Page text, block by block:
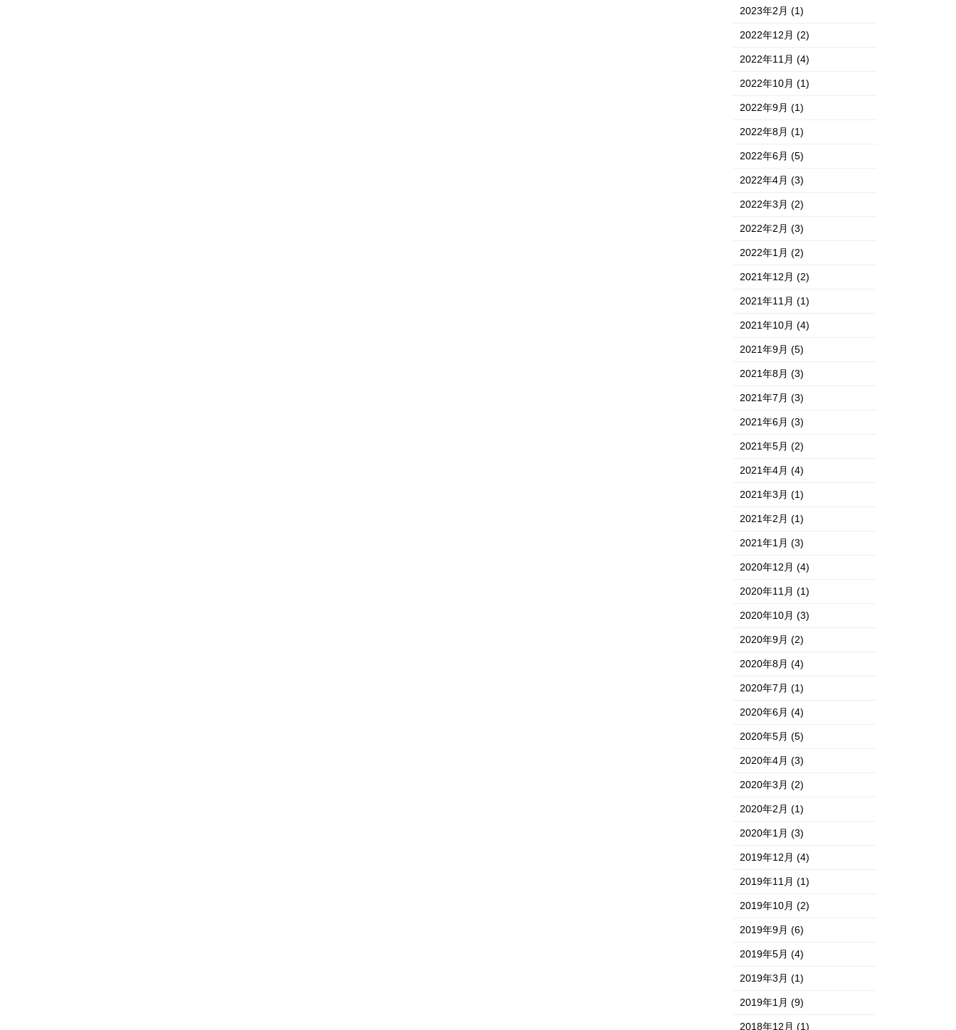
2023年2月(1)
2022年12月(2)
2022年11月(4)
2022年10月(1)
2022年9月(1)
2022年8月(1)
2022年6月(5)
2022年4月(3)
2022年3月(2)
2022年2月(3)
2022年1月(2)
2021年12月(2)
2021年11月(1)
2021年10月(4)
2021年9月(5)
2021年8月(3)
2021年7月(3)
2021年6月(3)
2021年5月(2)
2021年4月(4)
2021年3月(1)
2021年2月(1)
2021年1月(3)
2020年12月(4)
2020年11月(1)
2020年10月(3)
2020年9月(2)
2020年8月(4)
2020年7月(1)
2020年6月(4)
2020年5月(5)
2020年4月(3)
2020年3月(2)
2020年2月(1)
2020年1月(3)
2019年12月(4)
2019年11月(1)
2019年10月(2)
2019年9月(6)
2019年5月(4)
2019年3月(1)
2019年1月(9)
2018年12月(1)